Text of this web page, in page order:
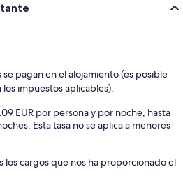
se pagan en el alojamiento (es posible
los impuestos aplicables):
EUR por persona y por noche, hasta
Esta tasa no se aplica a menores
los cargos que nos ha proporcionado el